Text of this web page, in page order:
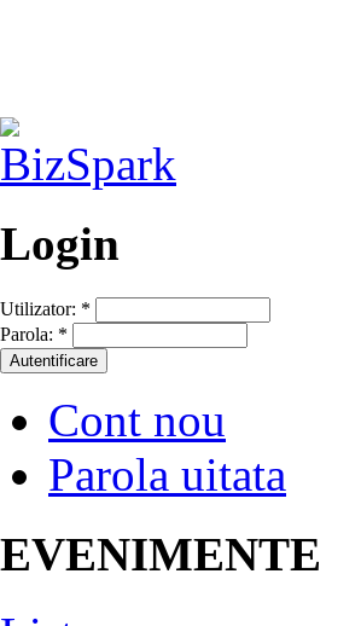
Login
Utilizator: *
Parola: *
Cont nou
Parola uitata
EVENIMENTE